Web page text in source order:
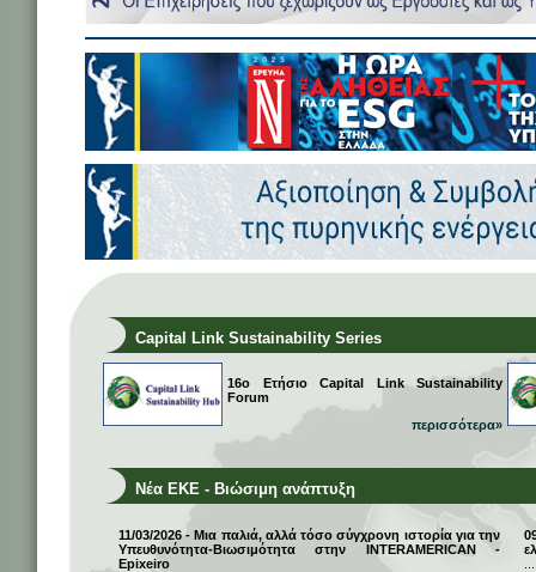
Capital Link Sustainability Series
16ο Ετήσιο Capital Link Sustainability
Forum
περισσότερα»
Νέα ΕΚΕ - Βιώσιμη ανάπτυξη
11/03/2026 - Μια παλιά, αλλά τόσο σύγχρονη ιστορία για την
Υπευθυνότητα-Βιωσιμότητα στην INTERAMERICAN -
Epixeiro